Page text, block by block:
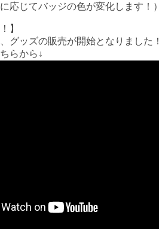
応じてバッジの色が変化します！）
】
グッズの販売が開始となりました！
らから↓